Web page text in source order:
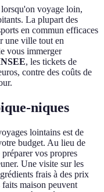
voyage loin,
La plupart des
en commun efficaces
une ville tout en
vous immerger
, les tickets de
contre des coûts de
niques
lointains est de
budget. Au lieu de
vos propres
Une visite sur les
frais à des prix
maison peuvent